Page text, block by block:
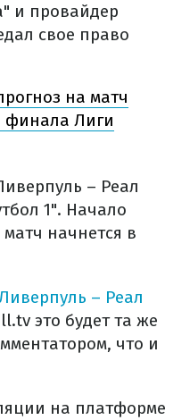
и провайдер
свое право
на матч
финала Лиги
– Реал
1". Начало
начнется в
– Реал
это будет та же
что и
на платформе